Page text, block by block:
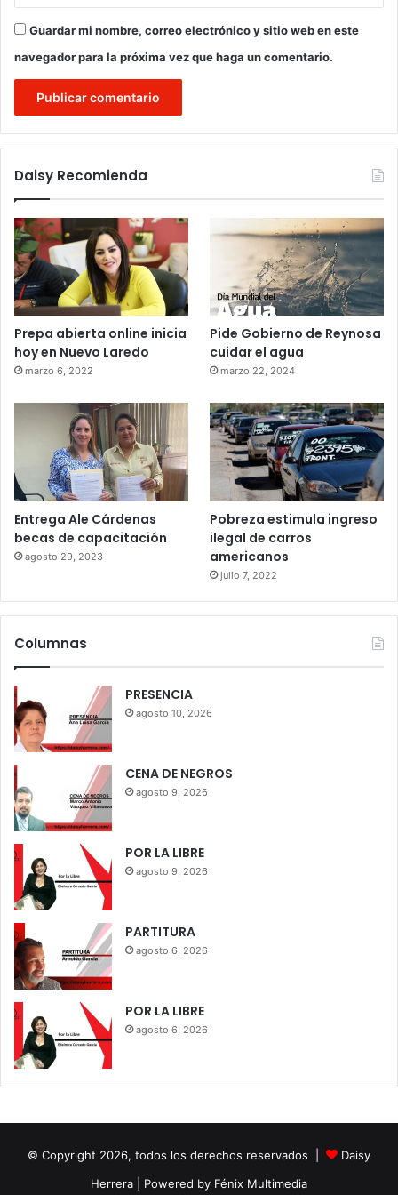
Guardar mi nombre, correo electrónico y sitio web en este
navegador para la próxima vez que haga un comentario.
Daisy Recomienda
Prepa abierta online inicia
hoy en Nuevo Laredo
marzo 6, 2022
Pide Gobierno de Reynosa
cuidar el agua
marzo 22, 2024
Entrega Ale Cárdenas
becas de capacitación
agosto 29, 2023
Pobreza estimula ingreso
ilegal de carros
americanos
julio 7, 2022
Columnas
PRESENCIA
agosto 10, 2026
CENA DE NEGROS
agosto 9, 2026
POR LA LIBRE
agosto 9, 2026
PARTITURA
agosto 6, 2026
POR LA LIBRE
agosto 6, 2026
© Copyright 2026, todos los derechos reservados |
Daisy
Herrera | Powered by Fénix Multimedia